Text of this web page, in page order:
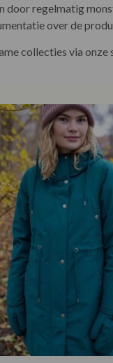
regelmatig
over de
collecties via onze